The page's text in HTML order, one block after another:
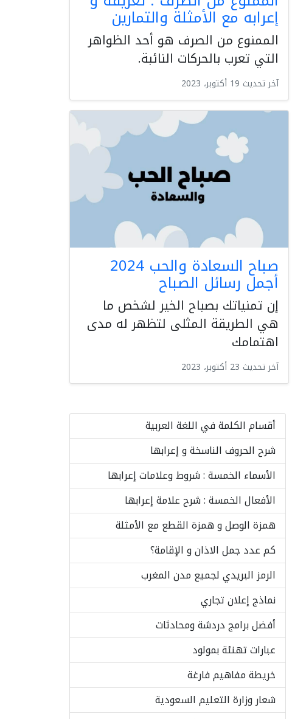
إعرابه مع الأمثلة والتمارين
الممنوع من الصرف هو أحد الظواهر
التي تعرب بالحركات النائبة.
آخر تحديث 19 أكتوبر، 2023
صباح السعادة والحب 2024
أجمل رسائل الصباح
إن تمنياتك بصباح الخير لشخص ما
هي الطريقة المثلى لتظهر له مدى
اهتمامك
آخر تحديث 23 أكتوبر، 2023
أقسام الكلمة في اللغة العربية
شرح الحروف الناسخة و إعرابها
الأسماء الخمسة : شروط وعلامات إعرابها
الأفعال الخمسة : شرح علامة إعرابها
همزة الوصل و همزة القطع مع الأمثلة
كم عدد جمل الاذان و الإقامة؟
الرمز البريدي لجميع مدن المغرب
نماذج إعلان تجاري
أفضل برامج دردشة ومحادثات
عبارات تهنئة بمولود
خريطة مفاهيم فارغة
شعار وزارة التعليم السعودية